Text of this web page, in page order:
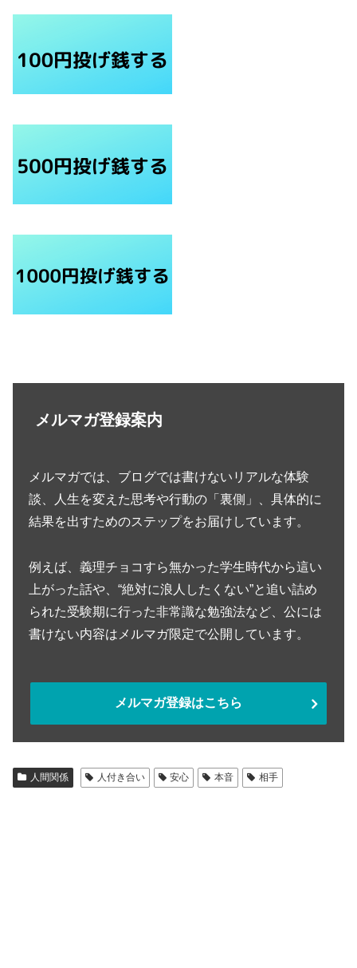
メルマガ登録案内
メルマガでは、ブログでは書けないリアルな体験
談、人生を変えた思考や行動の「裏側」、具体的に
結果を出すためのステップをお届けしています。
例えば、義理チョコすら無かった学生時代から這い
上がった話や、“絶対に浪人したくない”と追い詰め
られた受験期に行った非常識な勉強法など、公には
書けない内容はメルマガ限定で公開しています。
メルマガ登録はこちら
人間関係 人付き合い 安心 本音 相手